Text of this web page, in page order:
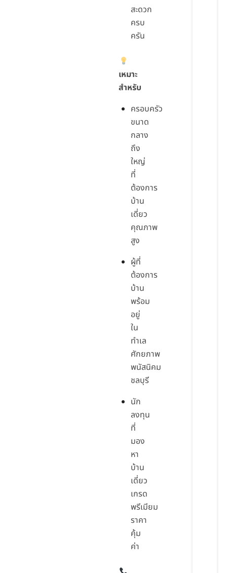
สะดวก
ครบ
ครัน
เหมาะ
สำหรับ
ครอบครัว
ขนาด
กลาง
ถึง
ใหญ่
ที่
ต้องการ
บ้าน
เดี่ยว
คุณภาพ
สูง
ผู้ที่
ต้องการ
บ้าน
พร้อม
อยู่
ใน
ทำเล
ศักยภาพ
พนัสนิคม
ชลบุรี
นัก
ลงทุน
ที่
มอง
หา
บ้าน
เดี่ยว
เกรด
พรีเมียม
ราคา
คุ้ม
ค่า